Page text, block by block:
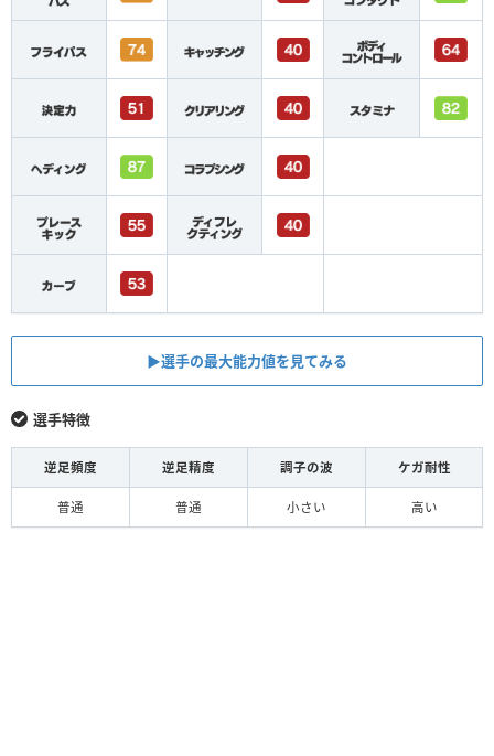
▶︎選手の最大能力値を見てみる
選手特徴
逆足頻度 逆足精度 調子の波 ケガ耐性
普通 普通 小さい 高い